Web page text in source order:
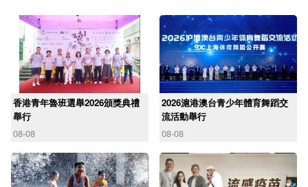
香港青年魯班選舉2026頒獎典禮
舉行
08-08
2026滬港澳台青少年體育舞蹈交
流活動舉行
08-08